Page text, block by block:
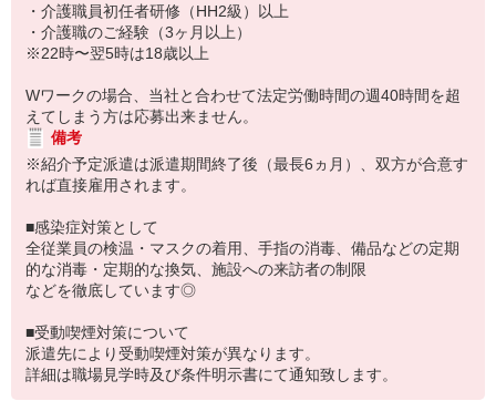
・介護職員初任者研修（HH2級）以上
・介護職のご経験（3ヶ月以上）
※22時〜翌5時は18歳以上
Wワークの場合、当社と合わせて法定労働時間の週40時間を超
えてしまう方は応募出来ません。
備考
※紹介予定派遣は派遣期間終了後（最長6ヵ月）、双方が合意す
れば直接雇用されます。
■感染症対策として
全従業員の検温・マスクの着用、手指の消毒、備品などの定期
的な消毒・定期的な換気、施設への来訪者の制限
などを徹底しています◎
■受動喫煙対策について
派遣先により受動喫煙対策が異なります。
詳細は職場見学時及び条件明示書にて通知致します。